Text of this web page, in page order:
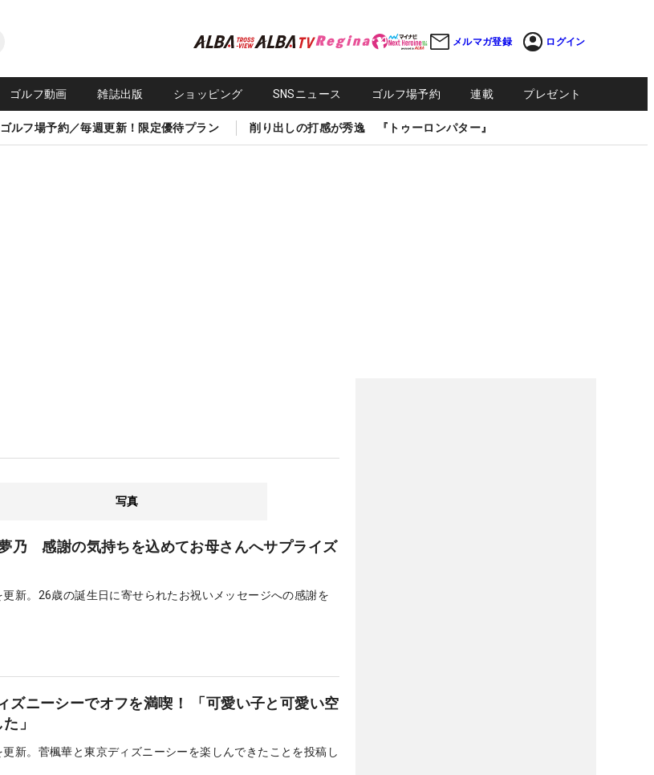
メルマガ登録 ログイン
ゴルフ動画 雑誌出版 ショッピング SNSニュース ゴルフ場予約 連載 プレゼント
ゴルフ場予約／毎週更新！限定優待プラン 削り出しの打感が秀逸 『トゥーロンパター』
写真
乃 感謝の気持ちを込めてお母さんへサプライズ
新。26歳の誕生日に寄せられたお祝いメッセージへの感謝を
ズニーシーでオフを満喫！ 「可愛い子と可愛い空
」
新。菅楓華と東京ディズニーシーを楽しんできたことを投稿し